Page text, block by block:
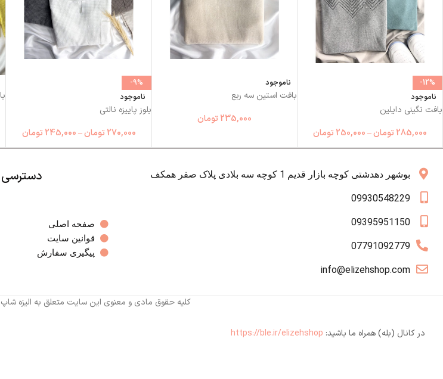
-12%
ناموجود
بافت نگینی دایلین
285,000 تومان–
250,000 تومان
ناموجود
بافت استین سه ربع
235,000 تومان
-9%
ناموجود
بلوز پاییزه نالتی
270,000 تومان–
245,000 تومان
بوشهر دهدشتی کوچه بازار قدیم 1 کوچه سه بلادی پلاک صفر همکف
09930548229
09395951150
07791092779
info@elizehshop.com
صفحه اصلی
قوانین سایت
پیگیری سفارش
کلیه حقوق مادی و معنوی این سایت متعلق به الیزه
در کانال (بله) همراه ما باشید: https://ble.ir/elizehshop